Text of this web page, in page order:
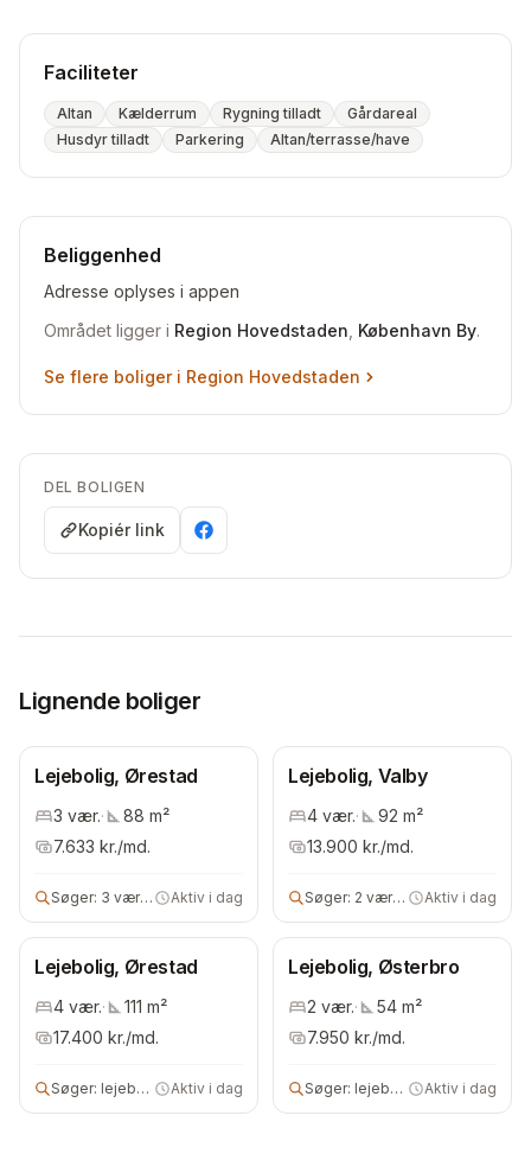
Faciliteter
Altan Kælderrum Rygning tilladt
Gårdareal
Husdyr tilladt
Parkering Altan/terrasse/have
Beliggenhed
Adresse oplyses i appen
Området ligger i Region Hovedstaden København By.
Se flere boliger i Region Hovedstaden
DEL BOLIGEN
Kopiér link
Lignende boliger
Lejebolig, Ørestad
3 vær.· 88 m²
7.633 kr./md.
Søger: 3 vær lejebolig Aktiv i dag
Lejebolig, Valby
4 vær.· 92 m²
13.900 kr./md.
Søger: 2 vær lejebolig Aktiv i dag
Lejebolig, Ørestad
4 vær.· 111 m²
17.400 kr./md.
Søger: lejebolig Aktiv i dag
Lejebolig, Østerbro
2 vær.· 54 m²
7.950 kr./md.
Søger: lejebolig Aktiv i dag